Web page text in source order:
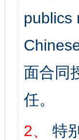
publics
面合同
任。
2、
特